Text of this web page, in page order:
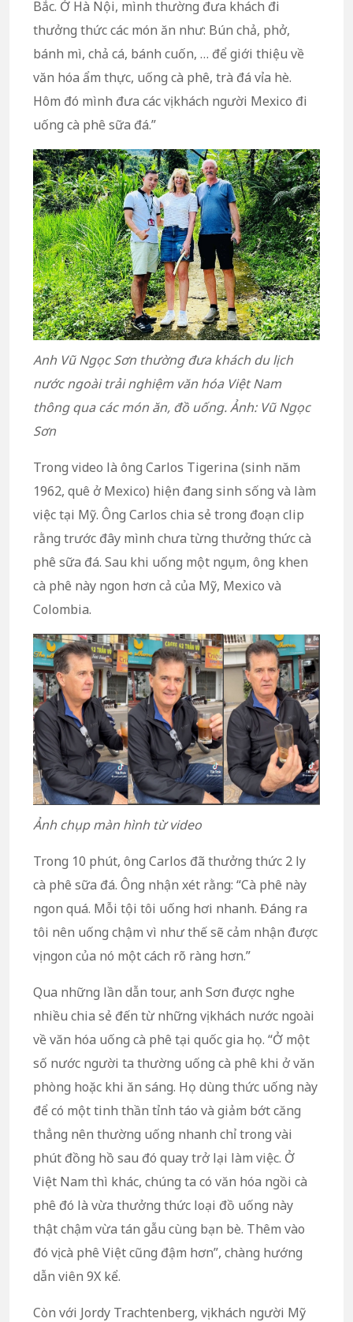
Bắc. Ở Hà Nội, mình thường đưa khách đi
thưởng thức các món ăn như: Bún chả, phở,
bánh mì, chả cá, bánh cuốn, … để giới thiệu về
văn hóa ẩm thực, uống cà phê, trà đá vỉa hè.
Hôm đó mình đưa các vị khách người Mexico đi
uống cà phê sữa đá.”
Anh Vũ Ngọc Sơn thường đưa khách du lịch
nước ngoài trải nghiệm văn hóa Việt Nam
thông qua các món ăn, đồ uống. Ảnh: Vũ Ngọc
Sơn
Trong video là ông Carlos Tigerina (sinh năm
1962, quê ở Mexico) hiện đang sinh sống và làm
việc tại Mỹ. Ông Carlos chia sẻ trong đoạn clip
rằng trước đây mình chưa từng thưởng thức cà
phê sữa đá. Sau khi uống một ngụm, ông khen
cà phê này ngon hơn cả của Mỹ, Mexico và
Colombia.
Ảnh chụp màn hình từ video
Trong 10 phút, ông Carlos đã thưởng thức 2 ly
cà phê sữa đá. Ông nhận xét rằng: “Cà phê này
ngon quá. Mỗi tội tôi uống hơi nhanh. Đáng ra
tôi nên uống chậm vì như thế sẽ cảm nhận được
vị ngon của nó một cách rõ ràng hơn.”
Qua những lần dẫn tour, anh Sơn được nghe
nhiều chia sẻ đến từ những vị khách nước ngoài
về văn hóa uống cà phê tại quốc gia họ. “Ở một
số nước người ta thường uống cà phê khi ở văn
phòng hoặc khi ăn sáng. Họ dùng thức uống này
để có một tinh thần tỉnh táo và giảm bớt căng
thẳng nên thường uống nhanh chỉ trong vài
phút đồng hồ sau đó quay trở lại làm việc. Ở
Việt Nam thì khác, chúng ta có văn hóa ngồi cà
phê đó là vừa thưởng thức loại đồ uống này
thật chậm vừa tán gẫu cùng bạn bè. Thêm vào
đó vị cà phê Việt cũng đậm hơn”, chàng hướng
dẫn viên 9X kể.
Còn với Jordy Trachtenberg, vị khách người Mỹ